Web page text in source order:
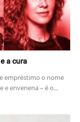
a cura
empréstimo o nome
envenena – é o...